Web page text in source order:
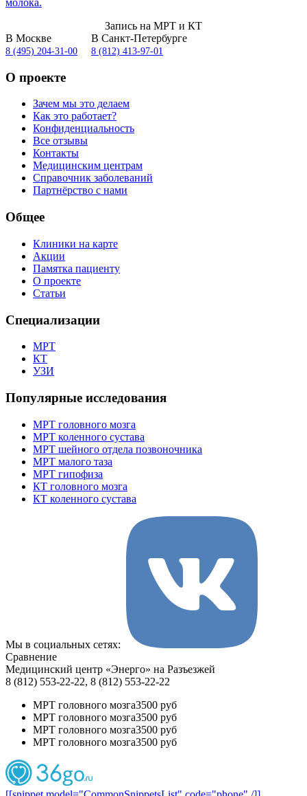
молока.
Запись на МРТ и КТ
В Москве
8 (495) 204-31-00
В Санкт-Петербурге
8 (812) 413-97-01
О проекте
Зачем мы это делаем
Как это работает?
Конфиденциальность
Все отзывы
Контакты
Медицинским центрам
Справочник заболеваний
Партнёрство с нами
Общее
Клиники на карте
Акции
Памятка пациенту
О проекте
Статьи
Специализации
МРТ
КТ
УЗИ
Популярные исследования
МРТ головного мозга
МРТ коленного сустава
МРТ шейного отдела позвоночника
МРТ малого таза
МРТ гипофиза
КТ головного мозга
КТ коленного сустава
Мы в социальных сетях:
Сравнение
Медицинский центр «Энерго» на Разъезжей
8 (812) 553-22-22, 8 (812) 553-22-22
МРТ головного мозга3500 руб
МРТ головного мозга3500 руб
МРТ головного мозга3500 руб
МРТ головного мозга3500 руб